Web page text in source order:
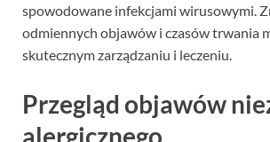
spowodowane infekcjami wirusowymi.
odmiennych objawów i czasów trwania
skutecznym zarządzaniu i leczeniu.
Przegląd objawów
alergicznego